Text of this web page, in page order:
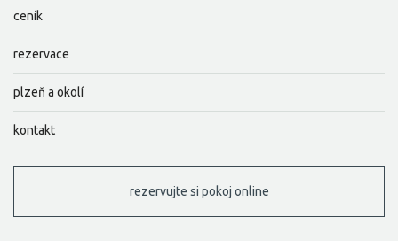
ceník
rezervace
plzeň a okolí
kontakt
rezervujte si pokoj online